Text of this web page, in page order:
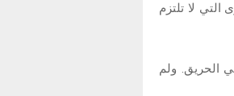
لا تلتزم
الحريق. ولم